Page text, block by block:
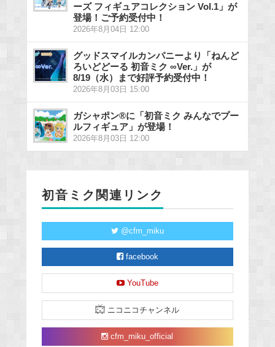
ーズ フィギュアコレクション Vol.1」が
登場！ご予約受付中！
2026年8月04日 12:00
グッドスマイルカンパニーより「ねんど
ろいどどーる 初音ミク ∞Ver.」が
8/19（水）まで好評予約受付中！
2026年8月03日 15:00
ガシャポン®に「初音ミク みんなでプー
ルフィギュア」が登場！
2026年8月03日 12:00
初音ミク関連リンク
@cfm_miku
facebook
YouTube
ニコニコチャンネル
cfm_miku_official